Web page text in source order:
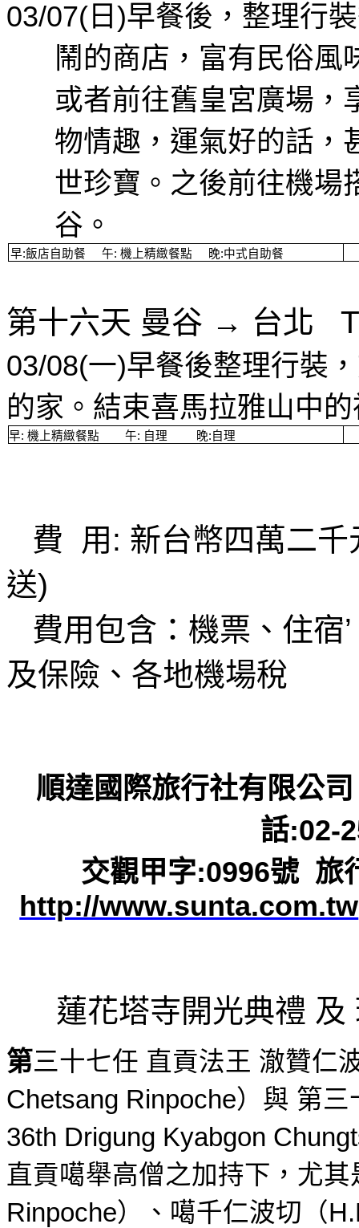
03/07( 日 )早餐後，整理行
鬧的商店，富有民俗
或者前往舊皇宮廣場，
物情趣，運氣好的話，
世珍寶。之後前往機場
谷。
早:飯店自助餐 午: 機上精緻餐點 晚:中式自助餐
第十六天 曼谷 → 台北
03/08(一)早餐後整理行裝
的家。結束喜馬拉雅山中
早: 機上精緻餐點 午: 自理 晚: 自理
費 用 : 新台幣四萬二千
送)
費用包含：機票、住宿’
及保險、各地機場稅
順達國際旅行社有限公司
話:02-
交觀甲字:0996號 旅
http://www.sunta.com.tw
蓮花塔寺開光典禮 及
第三十七任 直貢法王 澈贊仁
Chetsang Rinpoche）與 第三
36th Drigung Kyabgon
直貢噶舉高僧之加持下，尤
Rinpoche）、噶千仁波切（